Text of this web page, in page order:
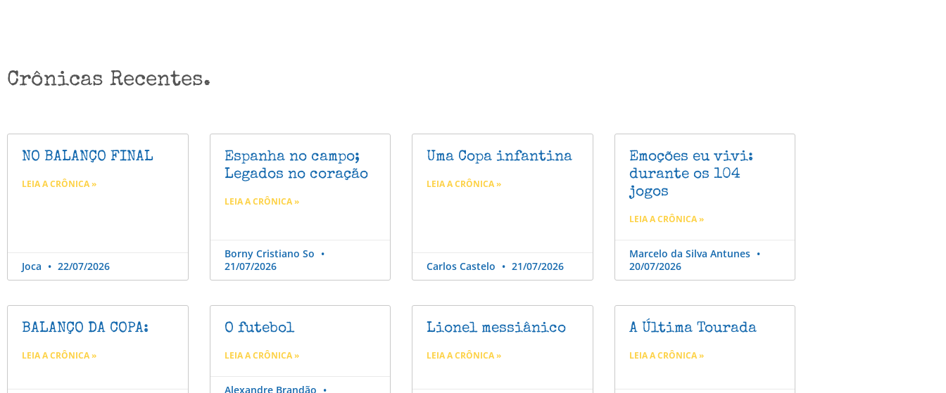
Crônicas Recentes.
NO BALANÇO FINAL
LEIA A CRÔNICA »
Joca 22/07/2026
Espanha no campo;
Legados no coração
LEIA A CRÔNICA »
Borny Cristiano So
21/07/2026
Uma Copa infantina
LEIA A CRÔNICA »
Carlos Castelo 21/07/2026
Emoções eu vivi:
durante os 104
jogos
LEIA A CRÔNICA »
Marcelo da Silva Antunes
20/07/2026
BALANÇO DA COPA:
LEIA A CRÔNICA »
O futebol
LEIA A CRÔNICA »
Alexandre Brandão
Lionel messiânico
LEIA A CRÔNICA »
A Última Tourada
LEIA A CRÔNICA »